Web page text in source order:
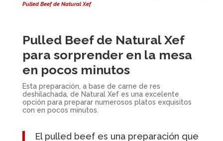
Pulled Beef de Natural Xef
Pulled Beef de Natural Xef
para sorprender en la mesa
en pocos minutos
Esta preparación, a base de carne de res
deshilachada, de Natural Xef es una excelente
opción para preparar numerosos platos exquisitos
con en pocos minutos.
El pulled beef es una preparación que